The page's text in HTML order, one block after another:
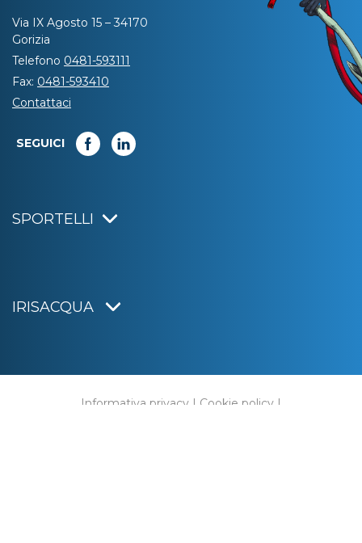
Via IX Agosto 15 – 34170
Gorizia
Telefono 0481-593111
Fax: 0481-593410
Contattaci
SEGUICI
SPORTELLI
IRISACQUA
Informativa privacy | Cookie policy |